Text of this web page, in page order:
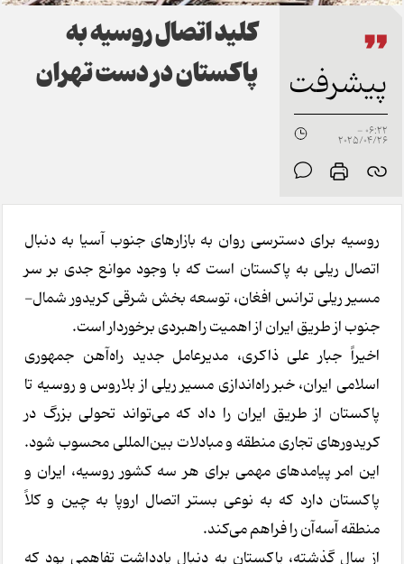
پیشرفت
06:22 -
2025/04/26
کلید اتصال روسیه به
پاکستان در دست تهران
روسیه برای دسترسی روان به بازارهای جنوب آسیا به دنبال
اتصال ریلی به پاکستان است که با وجود موانع جدی بر سر
مسیر ریلی ترانس افغان، توسعه بخش شرقی کریدور شمال-
جنوب از طریق ایران از اهمیت راهبردی برخوردار است.
اخیراً جبار علی ذاکری، مدیرعامل جدید راه‌آهن جمهوری
اسلامی ایران، خبر راه‌اندازی مسیر ریلی از بلاروس و روسیه تا
پاکستان از طریق ایران را داد که می‌تواند تحولی بزرگ در
کریدورهای تجاری منطقه و مبادلات بین‌المللی محسوب شود.
این امر پیامدهای مهمی برای هر سه کشور روسیه، ایران و
پاکستان دارد که به نوعی بستر اتصال اروپا به چین و کلاً
منطقه آسه‌آن را فراهم می‌کند.
از سال گذشته، پاکستان به دنبال یادداشت تفاهمی بود که